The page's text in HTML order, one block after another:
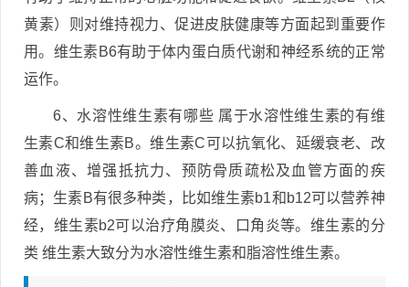
黄素）则对维持视力、促进皮肤健康等方面起到重要作
用。维生素B6有助于体内蛋白质代谢和神经系统的正常
运作。
6、水溶性维生素有哪些 属于水溶性维生素的有维
生素C和维生素B。维生素C可以抗氧化、延缓衰老、改
善血液、增强抵抗力、预防骨质疏松及血管方面的疾
病；生素B有很多种类，比如维生素b1和b12可以营养神
经，维生素b2可以治疗角膜炎、口角炎等。维生素的分
类 维生素大致分为水溶性维生素和脂溶性维生素。